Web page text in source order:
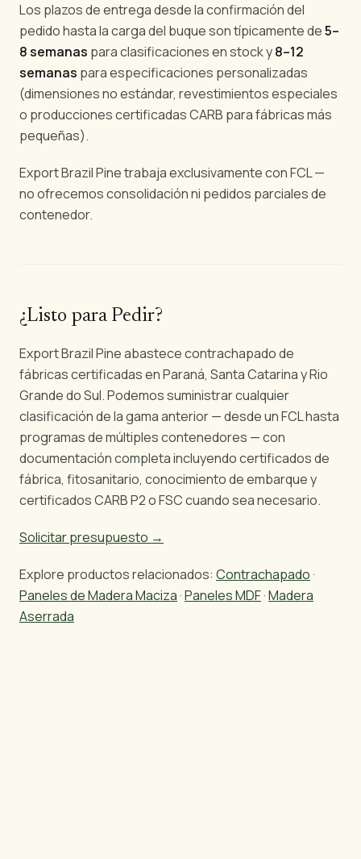
Los plazos de entrega desde la confirmación del
pedido hasta la carga del buque son típicamente de5–
8 semanas para clasificaciones en stock y8–12
semanas para especificaciones personalizadas
(dimensiones no estándar, revestimientos especiales
o producciones certificadas CARB para fábricas más
pequeñas).
Export Brazil Pine trabaja exclusivamente con FCL —
no ofrecemos consolidación ni pedidos parciales de
contenedor.
¿Listo para Pedir?
Export Brazil Pine abastece contrachapado de
fábricas certificadas en Paraná, Santa Catarina y Rio
Grande do Sul. Podemos suministrar cualquier
clasificación de la gama anterior — desde un FCL hasta
programas de múltiples contenedores — con
documentación completa incluyendo certificados de
fábrica, fitosanitario, conocimiento de embarque y
certificados CARB P2 o FSC cuando sea necesario.
Solicitar presupuesto →
Explore productos relacionados: Contrachapado ·
Paneles de Madera Maciza ·Paneles MDF·Madera
Aserrada